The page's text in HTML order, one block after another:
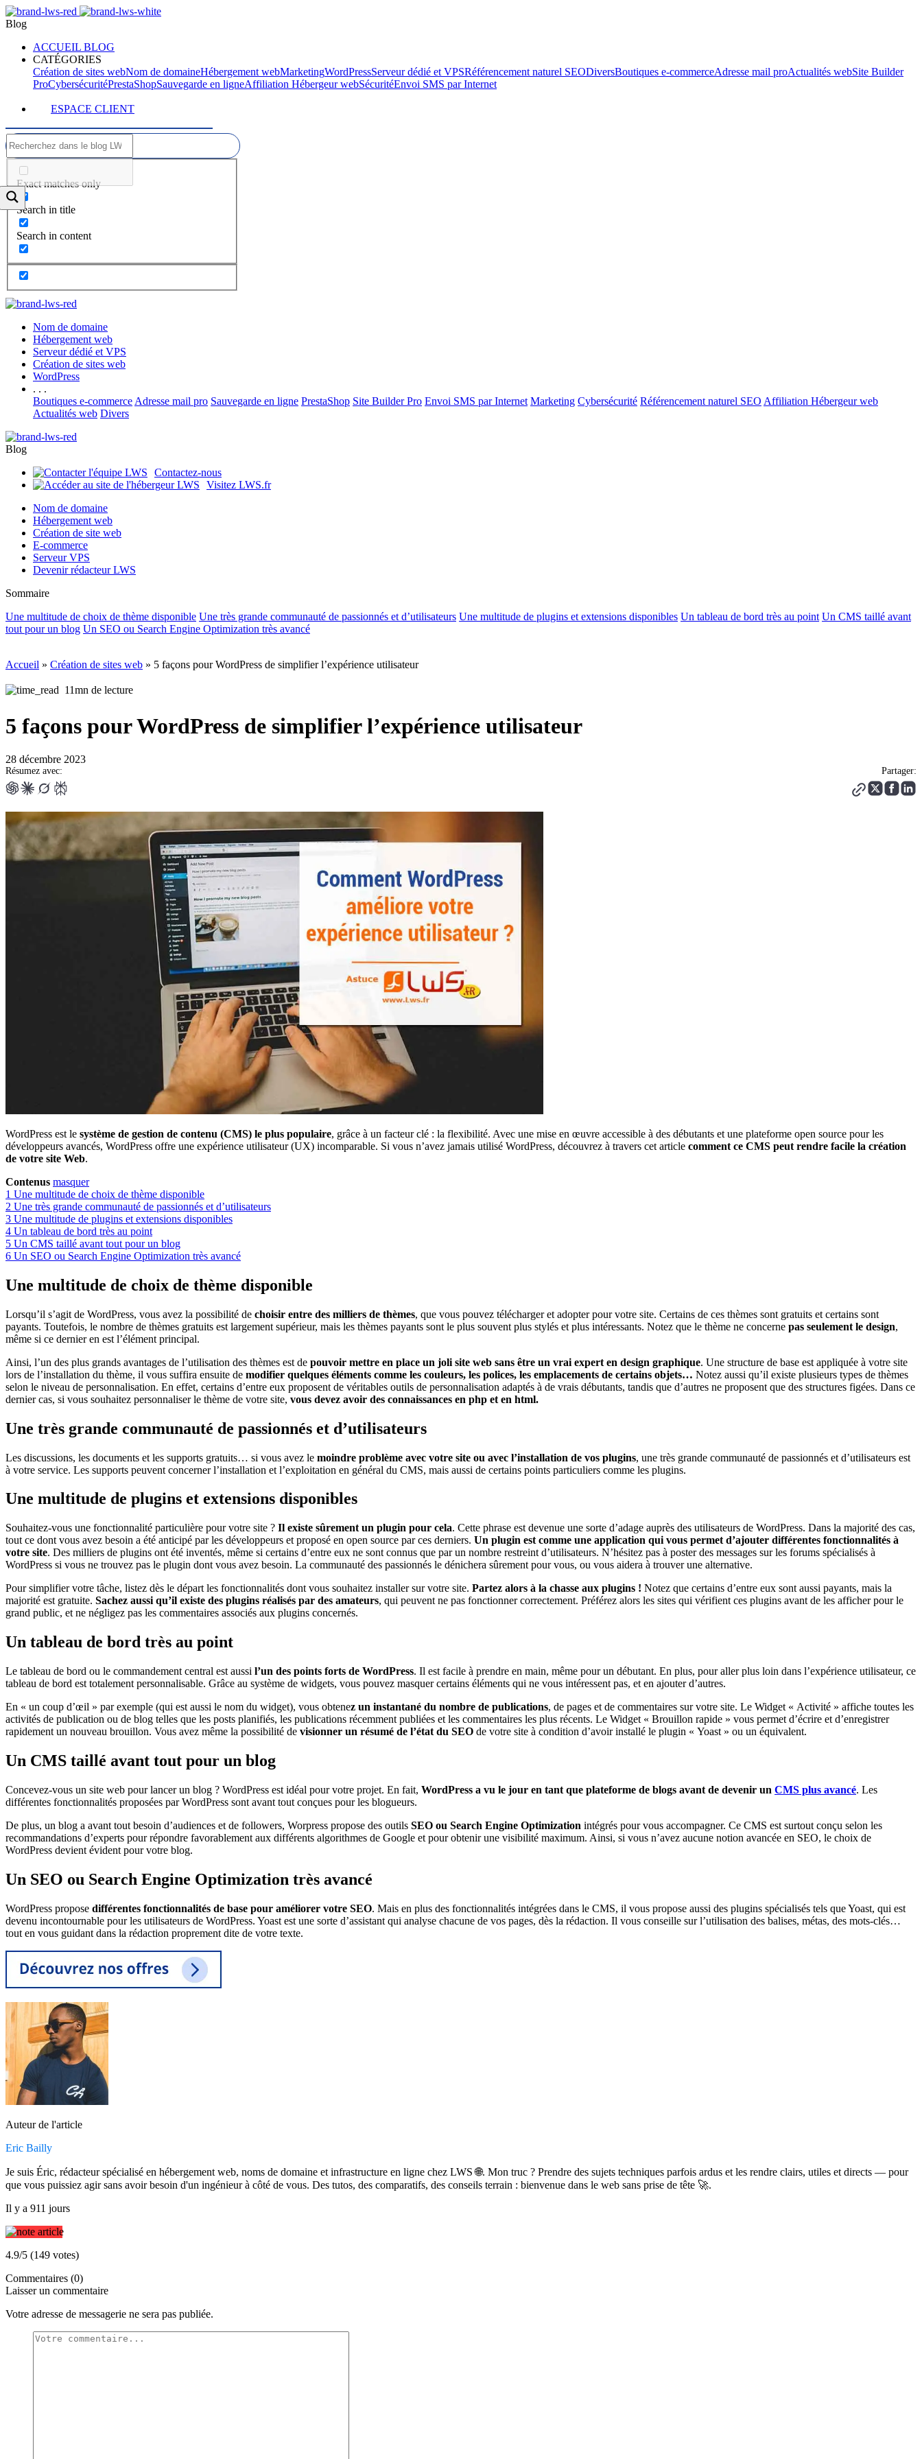
Blog
ACCUEIL BLOG
CATÉGORIES
Création de sites webNom de domaineHébergement webMarketingWordPressServeur dédié et VPSRéférencement naturel SEODiversBoutiques e-commerceAdresse mail proActualités webSite Builder
ProCybersécuritéPrestaShopSauvegarde en ligneAffiliation Hébergeur webSécuritéEnvoi SMS par Internet
ESPACE CLIENT
Exact matches only
Search in title
Search in content
Nom de domaine
Hébergement web
Serveur dédié et VPS
Création de sites web
WordPress
. . .
Boutiques e-commerce Adresse mail pro Sauvegarde en ligne PrestaShop Site Builder Pro Envoi SMS par Internet Marketing Cybersécurité Référencement naturel SEO Affiliation Hébergeur web
Actualités web Divers
Blog
Contactez-nous
Visitez LWS.fr
Nom de domaine
Hébergement web
Création de site web
E-commerce
Serveur VPS
Devenir rédacteur LWS
Sommaire
Une multitude de choix de thème disponible Une très grande communauté de passionnés et d’utilisateurs Une multitude de plugins et extensions disponibles Un tableau de bord très au point Un CMS taillé avant
tout pour un blog Un SEO ou Search Engine Optimization très avancé
Accueil » Création de sites web » 5 façons pour WordPress de simplifier l’expérience utilisateur
11mn de lecture
5 façons pour WordPress de simplifier l’expérience utilisateur
28 décembre 2023
Résumez avec: Partager:
WordPress est le système de gestion de contenu (CMS) le plus populaire, grâce à un facteur clé : la flexibilité. Avec une mise en œuvre accessible à des débutants et une plateforme open source pour les
développeurs avancés, WordPress offre une expérience utilisateur (UX) incomparable. Si vous n’avez jamais utilisé WordPress, découvrez à travers cet article comment ce CMS peut rendre facile la création
de votre site Web.
Contenus masquer
1 Une multitude de choix de thème disponible
2 Une très grande communauté de passionnés et d’utilisateurs
3 Une multitude de plugins et extensions disponibles
4 Un tableau de bord très au point
5 Un CMS taillé avant tout pour un blog
6 Un SEO ou Search Engine Optimization très avancé
Une multitude de choix de thème disponible
Lorsqu’il s’agit de WordPress, vous avez la possibilité de choisir entre des milliers de thèmes, que vous pouvez télécharger et adopter pour votre site. Certains de ces thèmes sont gratuits et certains sont
payants. Toutefois, le nombre de thèmes gratuits est largement supérieur, mais les thèmes payants sont le plus souvent plus stylés et plus intéressants. Notez que le thème ne concerne pas seulement le design,
même si ce dernier en est l’élément principal.
Ainsi, l’un des plus grands avantages de l’utilisation des thèmes est de pouvoir mettre en place un joli site web sans être un vrai expert en design graphique. Une structure de base est appliquée à votre site
lors de l’installation du thème, il vous suffira ensuite de modifier quelques éléments comme les couleurs, les polices, les emplacements de certains objets… Notez aussi qu’il existe plusieurs types de thèmes
selon le niveau de personnalisation. En effet, certains d’entre eux proposent de véritables outils de personnalisation adaptés à de vrais débutants, tandis que d’autres ne proposent que des structures figées. Dans ce
dernier cas, si vous souhaitez personnaliser le thème de votre site, vous devez avoir des connaissances en php et en html.
Une très grande communauté de passionnés et d’utilisateurs
Les discussions, les documents et les supports gratuits… si vous avez le moindre problème avec votre site ou avec l’installation de vos plugins, une très grande communauté de passionnés et d’utilisateurs est
à votre service. Les supports peuvent concerner l’installation et l’exploitation en général du CMS, mais aussi de certains points particuliers comme les plugins.
Une multitude de plugins et extensions disponibles
Souhaitez-vous une fonctionnalité particulière pour votre site ? Il existe sûrement un plugin pour cela. Cette phrase est devenue une sorte d’adage auprès des utilisateurs de WordPress. Dans la majorité des cas,
tout ce dont vous avez besoin a été anticipé par les développeurs et proposé en open source par ces derniers. Un plugin est comme une application qui vous permet d’ajouter différentes fonctionnalités à
votre site. Des milliers de plugins ont été inventés, même si certains d’entre eux ne sont connus que par un nombre restreint d’utilisateurs. N’hésitez pas à poster des messages sur les forums spécialisés à
WordPress si vous ne trouvez pas le plugin dont vous avez besoin. La communauté des passionnés le dénichera sûrement pour vous, ou vous aidera à trouver une alternative.
Pour simplifier votre tâche, listez dès le départ les fonctionnalités dont vous souhaitez installer sur votre site. Partez alors à la chasse aux plugins ! Notez que certains d’entre eux sont aussi payants, mais la
majorité est gratuite. Sachez aussi qu’il existe des plugins réalisés par des amateurs, qui peuvent ne pas fonctionner correctement. Préférez alors les sites qui vérifient ces plugins avant de les afficher pour le
grand public, et ne négligez pas les commentaires associés aux plugins concernés.
Un tableau de bord très au point
Le tableau de bord ou le commandement central est aussi l’un des points forts de WordPress. Il est facile à prendre en main, même pour un débutant. En plus, pour aller plus loin dans l’expérience utilisateur, ce
tableau de bord est totalement personnalisable. Grâce au système de widgets, vous pouvez masquer certains éléments qui ne vous intéressent pas, et en ajouter d’autres.
En « un coup d’œil » par exemple (qui est aussi le nom du widget), vous obtenez un instantané du nombre de publications, de pages et de commentaires sur votre site. Le Widget « Activité » affiche toutes les
activités de publication ou de blog telles que les posts planifiés, les publications récemment publiées et les commentaires les plus récents. Le Widget « Brouillon rapide » vous permet d’écrire et d’enregistrer
rapidement un nouveau brouillon. Vous avez même la possibilité de visionner un résumé de l’état du SEO de votre site à condition d’avoir installé le plugin « Yoast » ou un équivalent.
Un CMS taillé avant tout pour un blog
Concevez-vous un site web pour lancer un blog ? WordPress est idéal pour votre projet. En fait, WordPress a vu le jour en tant que plateforme de blogs avant de devenir un CMS plus avancé. Les
différentes fonctionnalités proposées par WordPress sont avant tout conçues pour les blogueurs.
De plus, un blog a avant tout besoin d’audiences et de followers, Worpress propose des outils SEO ou Search Engine Optimization intégrés pour vous accompagner. Ce CMS est surtout conçu selon les
recommandations d’experts pour répondre favorablement aux différents algorithmes de Google et pour obtenir une visibilité maximum. Ainsi, si vous n’avez aucune notion avancée en SEO, le choix de
WordPress devient évident pour votre blog.
Un SEO ou Search Engine Optimization très avancé
WordPress propose différentes fonctionnalités de base pour améliorer votre SEO. Mais en plus des fonctionnalités intégrées dans le CMS, il vous propose aussi des plugins spécialisés tels que Yoast, qui est
devenu incontournable pour les utilisateurs de WordPress. Yoast est une sorte d’assistant qui analyse chacune de vos pages, dès la rédaction. Il vous conseille sur l’utilisation des balises, métas, des mots-clés…
tout en vous guidant dans la rédaction proprement dite de votre texte.
Auteur de l'article
Eric Bailly
Je suis Éric, rédacteur spécialisé en hébergement web, noms de domaine et infrastructure en ligne chez LWS 🌐. Mon truc ? Prendre des sujets techniques parfois ardus et les rendre clairs, utiles et directs — pour
que vous puissiez agir sans avoir besoin d'un ingénieur à côté de vous. Des tutos, des comparatifs, des conseils terrain : bienvenue dans le web sans prise de tête 🚀.
Il y a 911 jours
4.9/5 (149 votes)
Commentaires (0)
Laisser un commentaire
Votre adresse de messagerie ne sera pas publiée.